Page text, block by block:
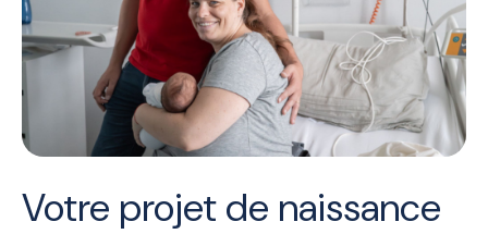
Votre projet de naissance